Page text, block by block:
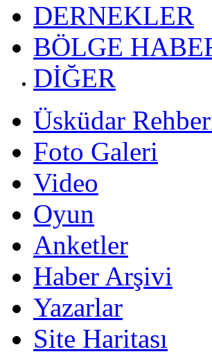
DERNEKLER
BÖLGE
DİĞER
Üsküdar
Foto Galeri
Video
Oyun
Anketler
Haber Arşivi
Yazarlar
Site Haritası